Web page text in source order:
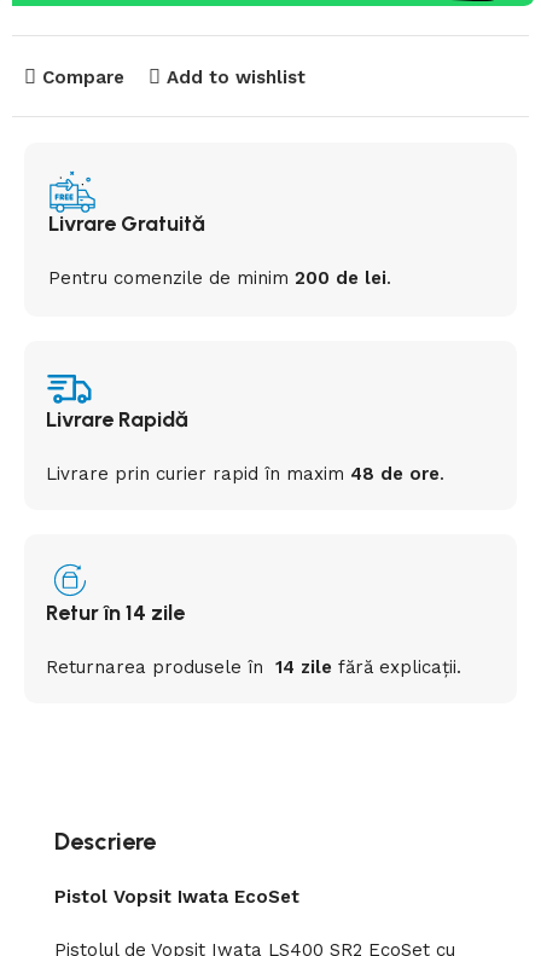
Compare Add to wishlist
Livrare Gratuită
Pentru comenzile de minim200 de lei.
Livrare Rapidă
Livrare prin curier rapidîn maxim 48 de ore.
Retur în 14 zile
Returnarea produseleîn 14 zile fără explicații.
Descriere
Pistol Vopsit Iwata EcoSet
Pistolul de Vopsit Iwata LS400 SR2 EcoSet cu